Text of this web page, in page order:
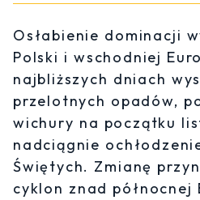
Osłabienie dominacji
Polski i wschodniej
najbliższych dniach
przelotnych opadów,
wichury na początku
nadciągnie
Świętych. Zmianę
cyklon znad północnej